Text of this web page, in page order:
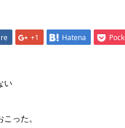
+1 Hatena
い
った。